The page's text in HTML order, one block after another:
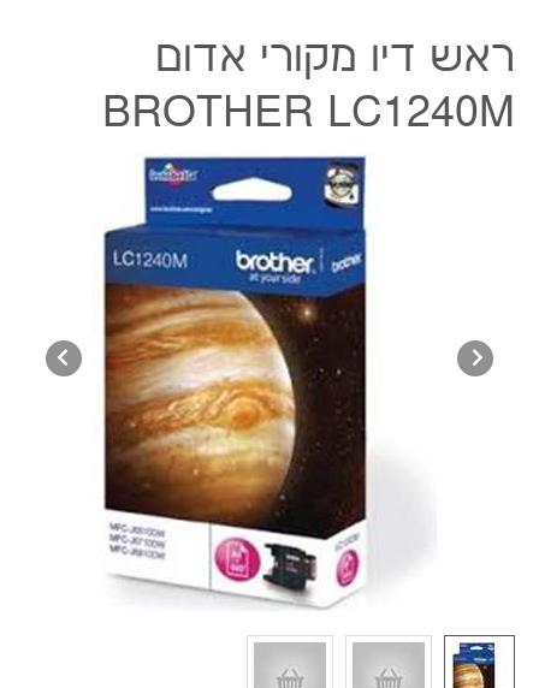
ראש דיו מקורי אדום
BROTHER LC1240M